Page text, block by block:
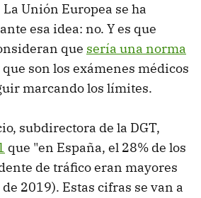
Unión Europea se ha
esa idea: no. Y es que
que sería una norma
que son los exámenes médicos
marcando los límites.
subdirectora de la DGT,
que "en España, el 28% de los
de tráfico eran mayores
2019). Estas cifras se van a